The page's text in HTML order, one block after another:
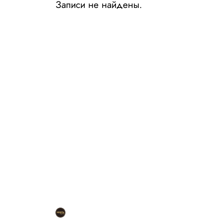
Записи не найдены.